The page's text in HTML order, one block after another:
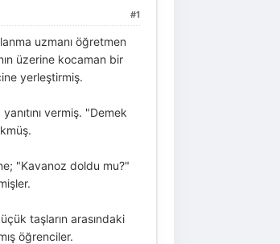
#1
uzmanı öğretmen
üzerine kocaman bir
yerleştirmiş.
vermiş. "Demek
"Kavanoz doldu mu?"
taşların arasındaki
öğrenciler.